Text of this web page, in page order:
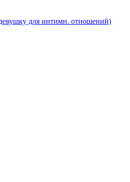
для интимн. отношений)